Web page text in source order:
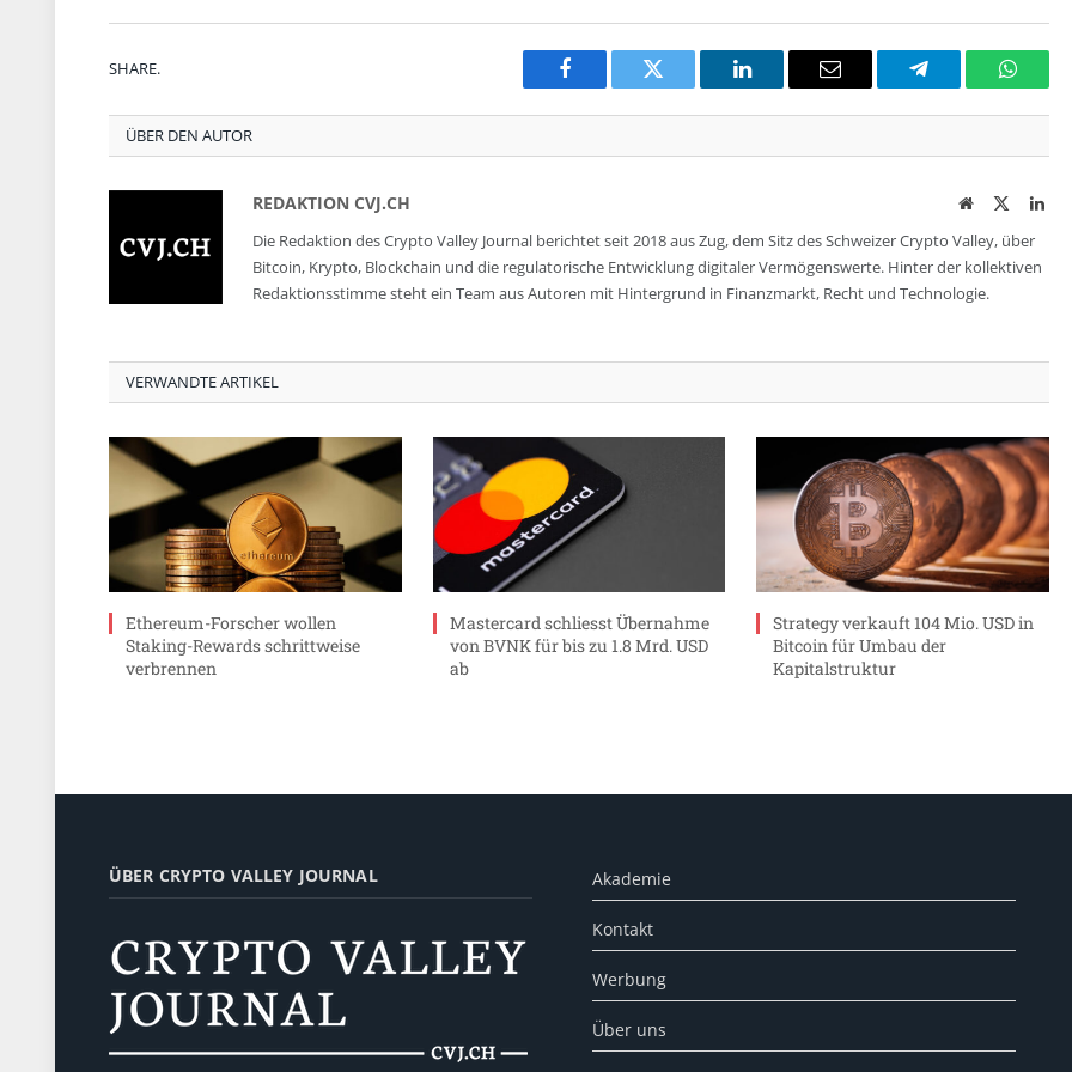
SHARE.
Facebook Twitter LinkedIn Email Telegram
ÜBER DEN AUTOR
REDAKTION CVJ.CH WebsiteTwitter
Die Redaktion des Crypto Valley Journal berichtet seit 2018 aus Zug, dem Sitz des Schweizer Crypto Valley, über
Bitcoin, Krypto, Blockchain und die regulatorische Entwicklung digitaler Vermögenswerte. Hinter der kollektiven
Redaktionsstimme steht ein Team aus Autoren mit Hintergrund in Finanzmarkt, Recht und Technologie.
VERWANDTE ARTIKEL
Ethereum-Forscher wollen
Staking-Rewards schrittweise
verbrennen
Mastercard schliesst Übernahme
von BVNK für bis zu 1.8 Mrd. USD
ab
Strategy verkauft 104 Mio. USD in
Bitcoin für Umbau der
Kapitalstruktur
ÜBER CRYPTO VALLEY JOURNAL Akademie
Kontakt
Werbung
Über uns